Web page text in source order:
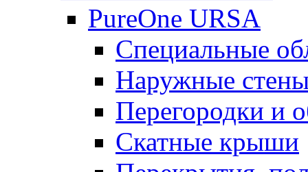
PureOne URSA
Специальные
Наружные
Перегородки и
Скатные крыши